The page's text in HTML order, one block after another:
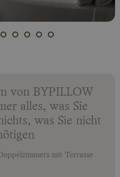
von BYPILLOW
alles, was Sie
was Sie nicht
mit Terrasse